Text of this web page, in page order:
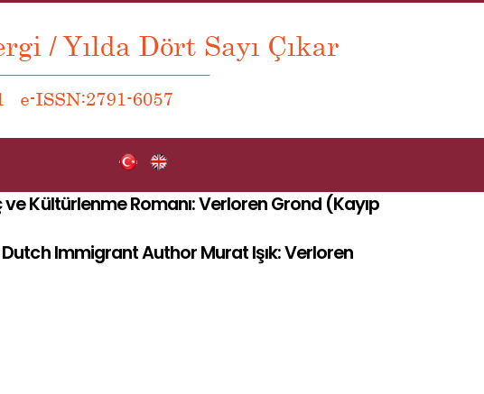
Kültürlenme Romanı: Verloren Grond (Kayıp
Immigrant Author Murat Işık: Verloren